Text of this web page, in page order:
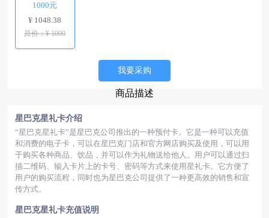
1000元
¥ 1048.38
原价：¥ 1000
我要采购
商品描述
星巴克星礼卡介绍
“星巴克星礼卡”是星巴克公司推出的一种预付卡。它是一种可以充值
和消费的电子卡，可以在星巴克门店和官方网店购买及使用，可以用
于购买各种商品、饮品，并可以作为礼物送给他人。用户可以通过扫
描二维码、输入卡片上的卡号、密码等方式来使用星礼卡。它方便了
用户的购买流程，同时也为星巴克公司提供了一种更高效的销售和宣
传方式。
星巴克星礼卡充值说明